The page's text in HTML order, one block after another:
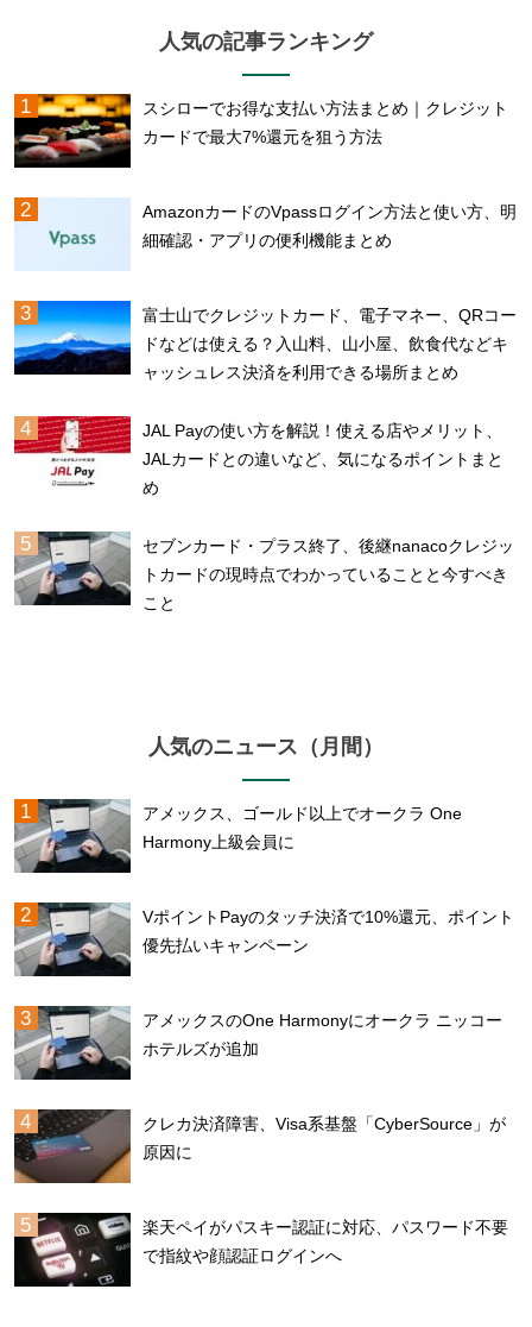
人気の記事ランキング
スシローでお得な支払い方法まとめ｜クレジット
カードで最大7%還元を狙う方法
AmazonカードのVpassログイン方法と使い方、明
細確認・アプリの便利機能まとめ
富士山でクレジットカード、電子マネー、QRコー
ドなどは使える？入山料、山小屋、飲食代などキ
ャッシュレス決済を利用できる場所まとめ
JAL Payの使い方を解説！使える店やメリット、
JALカードとの違いなど、気になるポイントまと
め
セブンカード・プラス終了、後継nanacoクレジッ
トカードの現時点でわかっていることと今すべき
こと
人気のニュース（月間）
アメックス、ゴールド以上でオークラ One
Harmony上級会員に
VポイントPayのタッチ決済で10%還元、ポイント
優先払いキャンペーン
アメックスのOne Harmonyにオークラ ニッコー
ホテルズが追加
クレカ決済障害、Visa系基盤「CyberSource」が
原因に
楽天ペイがパスキー認証に対応、パスワード不要
で指紋や顔認証ログインへ